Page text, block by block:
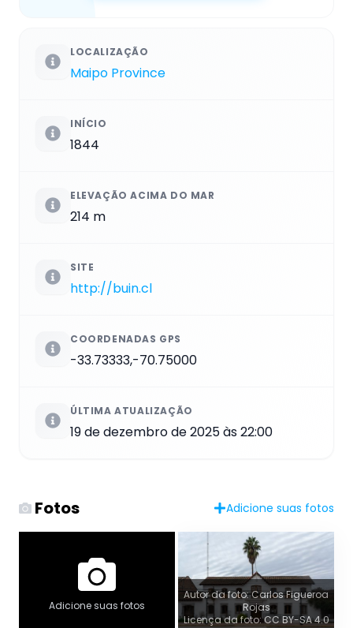
LOCALIZAÇÃO
Maipo Province
INÍCIO
1844
ELEVAÇÃO ACIMA DO MAR
214 m
SITE
http://buin.cl
COORDENADAS GPS
-33.73333,-70.75000
ÚLTIMA ATUALIZAÇÃO
19 de dezembro de 2025 às 22:00
Fotos Adicione suas fotos
Adicione suas fotos
Autor da foto: Carlos Figueroa
Rojas
Licença da foto: CC BY-SA 4.0